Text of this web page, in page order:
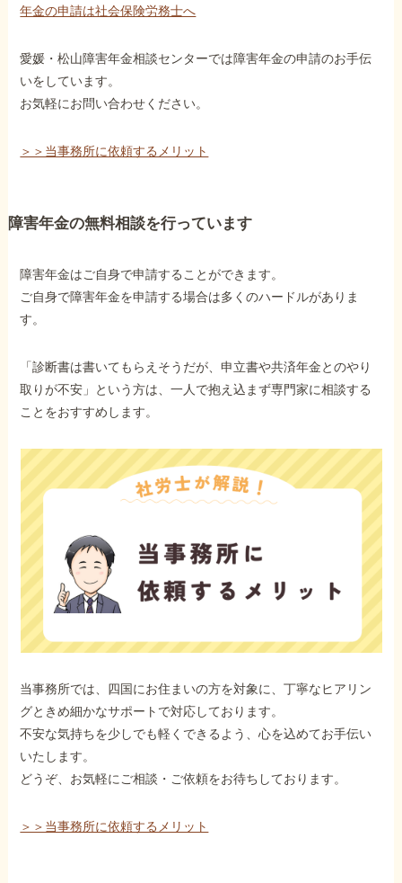
年金の申請は社会保険労務士へ
愛媛・松山障害年金相談センターでは障害年金の申請のお手伝
いをしています。
お気軽にお問い合わせください。
＞＞当事務所に依頼するメリット
障害年金の無料相談を行っています
障害年金はご自身で申請することができます。
ご自身で障害年金を申請する場合は多くのハードルがありま
す。
「診断書は書いてもらえそうだが、申立書や共済年金とのやり
取りが不安」という方は、一人で抱え込まず専門家に相談する
ことをおすすめします。
当事務所では、四国にお住まいの方を対象に、丁寧なヒアリン
グときめ細かなサポートで対応しております。
不安な気持ちを少しでも軽くできるよう、心を込めてお手伝い
いたします。
どうぞ、お気軽にご相談・ご依頼をお待ちしております。
＞＞当事務所に依頼するメリット